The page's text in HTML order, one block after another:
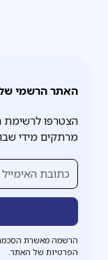
האתר הרשמי
הצטרפו לרשימת
מרתקים מידי
הרשמה מאשרת
הפרטיות של האתר.